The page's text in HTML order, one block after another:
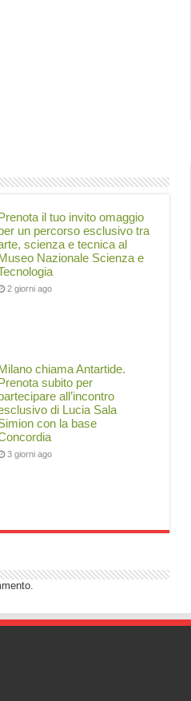
il tuo invito omaggio
un percorso esclusivo tra
scienza e tecnica al
Nazionale Scienza e
2 giorni ago
chiama Antartide.
subito per
all’incontro
di Lucia Sala
con la base
3 giorni ago